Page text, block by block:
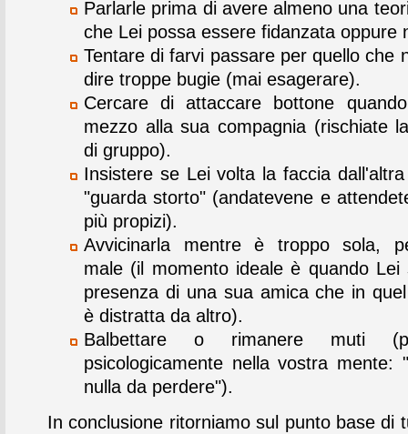
Parlarle prima di avere almeno una
che Lei possa essere fidanzata oppure
Tentare di farvi passare per quello che
dire troppe bugie (mai esagerare).
Cercare di attaccare bottone
mezzo alla sua compagnia (rischiate
di gruppo).
Insistere se Lei volta la faccia
"guarda storto" (andatevene e
più propizi).
Avvicinarla mentre è troppo sola,
male (il momento ideale è quando
presenza di una sua amica che in
è distratta da altro).
Balbettare o rimanere muti
psicologicamente nella vostra mente:
nulla da perdere").
In conclusione ritorniamo sul punto base di